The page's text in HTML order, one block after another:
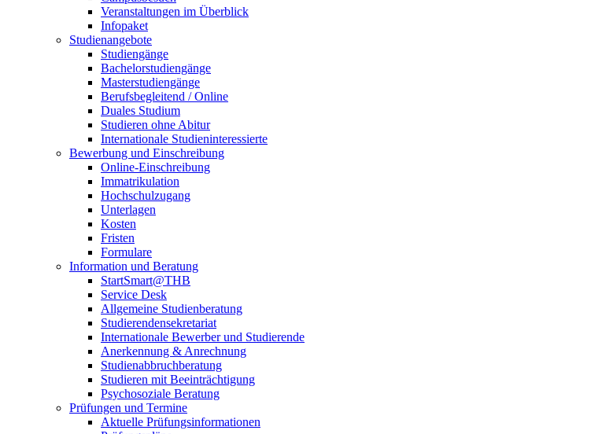
Veranstaltungen im Überblick
Infopaket
Studienangebote
Studiengänge
Bachelorstudiengänge
Masterstudiengänge
Berufsbegleitend / Online
Duales Studium
Studieren ohne Abitur
Internationale Studieninteressierte
Bewerbung und Einschreibung
Online-Einschreibung
Immatrikulation
Hochschulzugang
Unterlagen
Kosten
Fristen
Formulare
Information und Beratung
StartSmart@THB
Service Desk
Allgemeine Studienberatung
Studierendensekretariat
Internationale Bewerber und Studierende
Anerkennung & Anrechnung
Studienabbruchberatung
Studieren mit Beeinträchtigung
Psychosoziale Beratung
Prüfungen und Termine
Aktuelle Prüfungsinformationen